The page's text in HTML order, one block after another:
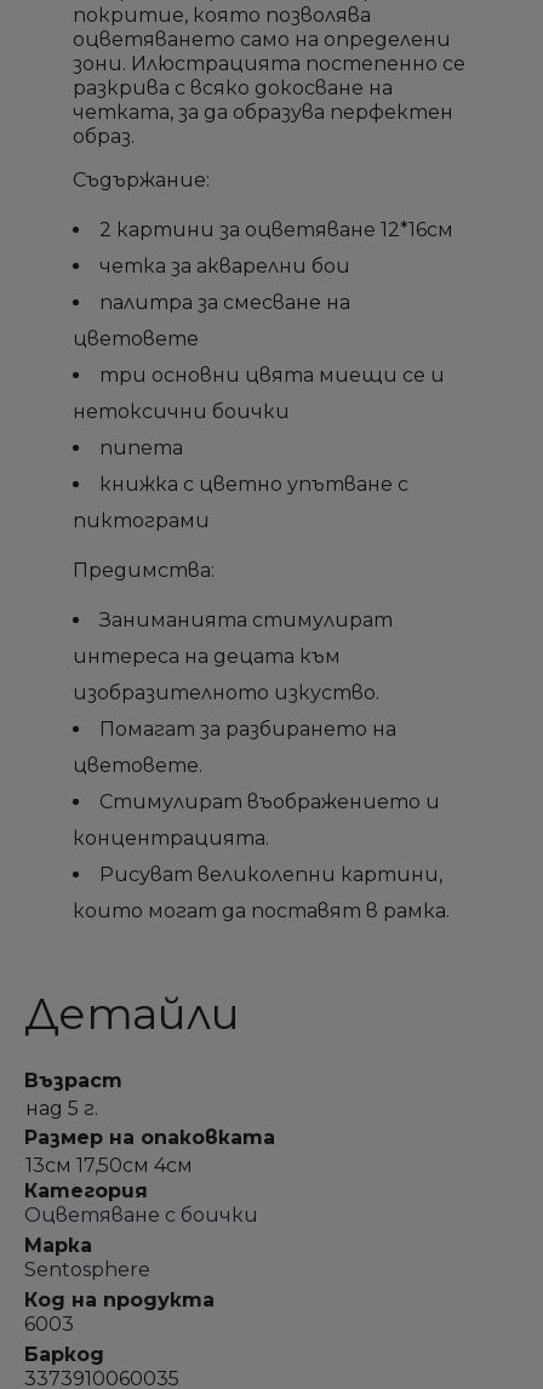
Добави към списък с
желани продукти
Създай нов списък
Отмени Създай списък
Необходимо е да влезете с във Вашия профил
за да добавите продукта в списъка с желание
продукти
Отмени
Добави към списък с
желани продукти
Създай нов списък
Отмени Създай списък
Необходимо е да влезете с във Вашия профил
за да добавите продукта в списъка с желание
продукти
Отмени
покритие, която позволява
оцветяването само на определени
зони. Илюстрацията постепенно се
разкрива с всяко докосване на
четката, за да образува перфектен
образ.
Съдържание:
2 картини за оцветяване 12*16см
четка за акварелни бои
палитра за смесване на
цветовете
три основни цвята миещи се и
нетоксични боички
пипета
книжка с цветно упътване с
пиктограми
Предимства:
Заниманията стимулират
интереса на децата към
изобразителното изкуство.
Помагат за разбирането на
цветовете.
Стимулират въображението и
концентрацията.
Рисуват великолепни картини,
които могат да поставят в рамка.
Детайли
Възраст
над 5 г.
Размер на опаковката
13см 17,50см 4см
Категория
Оцветяване с боички
Марка
Sentosphere
Код на продукта
6003
Баркод
3373910060035